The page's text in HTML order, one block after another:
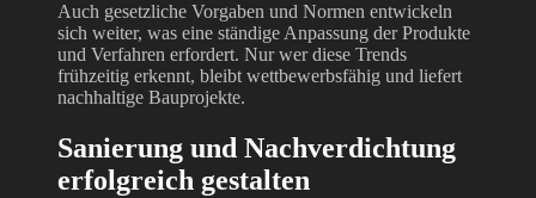
Auch gesetzliche Vorgaben und Normen entwickeln
sich weiter, was eine ständige Anpassung der Produkte
und Verfahren erfordert. Nur wer diese Trends
frühzeitig erkennt, bleibt wettbewerbsfähig und liefert
nachhaltige Bauprojekte.
Sanierung und Nachverdichtung
erfolgreich gestalten